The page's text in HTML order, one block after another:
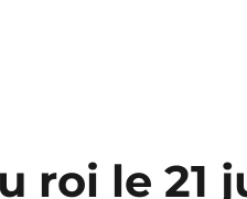
roi le 21